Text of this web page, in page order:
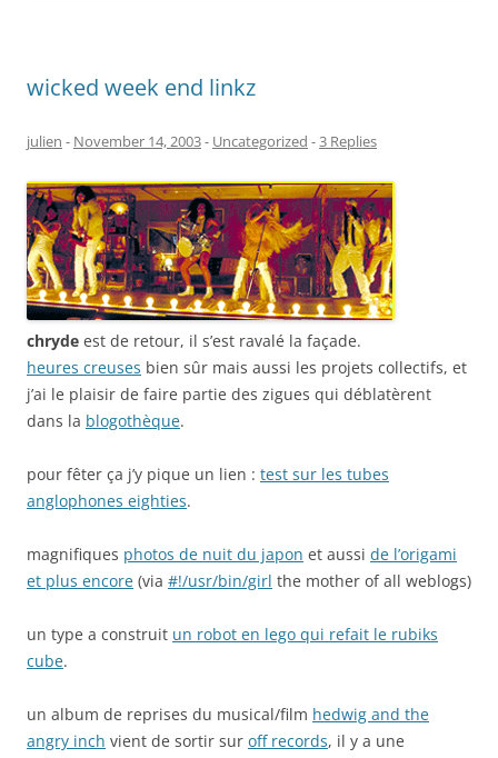
wicked week end linkz
julien - November 14, 2003- Uncategorized -3 Replies
chryde est de retour, il s’est ravalé la façade.
heures creuses bien sûr mais aussi les projets collectifs, et
j’ai le plaisir de faire partie des zigues qui déblatèrent
dans la blogothèque.
pour fêter ça j’y pique un lien : test sur les tubes
anglophones eighties.
magnifiques photos de nuit du japon et aussi de l’origami
et plus encore (via #!/usr/bin/girl the mother of all weblogs)
un type a construit un robot en lego qui refait le rubiks
cube.
un album de reprises du musical/film hedwig and the
angry inch vient de sortir sur off records, il y a une